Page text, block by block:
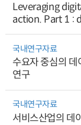
Leveraging
action. Part 1 :
국내연구자료
수요자 중심의
연구
국내연구자료
서비스산업의 데